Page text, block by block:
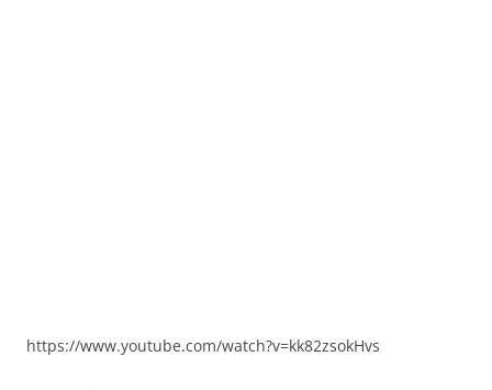
https://www.youtube.com/watch?v=kk82zsokHvs